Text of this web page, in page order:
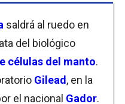
saldrá al ruedo en
del biológico
células del manto.
Gilead , en la
el nacional Gador.